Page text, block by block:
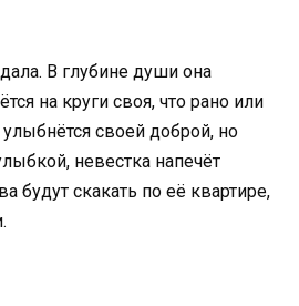
В глубине души она
на круги своя, что рано или
своей доброй, но
невестка напечёт
будут скакать по её квартире,